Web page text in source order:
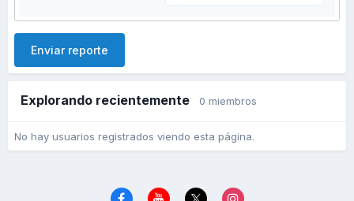
Enviar reporte
Explorando recientemente 0 miembros
No hay usuarios registrados viendo esta página.